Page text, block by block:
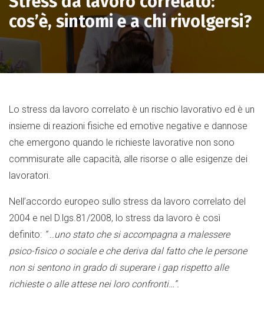
cos’è, sintomi e a chi rivolgersi?
Lo stress da lavoro correlato è un rischio lavorativo ed è un
insieme di reazioni fisiche ed emotive negative e dannose
che emergono quando le richieste lavorative non sono
commisurate alle capacità, alle risorse o alle esigenze dei
lavoratori.
Nell’accordo europeo sullo stress da lavoro correlato del
2004 e nel D.lgs.81/2008, lo stress da lavoro è così
definito: ” ..uno stato che si accompagna a malessere
psico-fisico o sociale e che deriva dal fatto che le persone
non si sentono in grado di superare i gap rispetto alle
richieste o alle attese nei loro confronti…”.